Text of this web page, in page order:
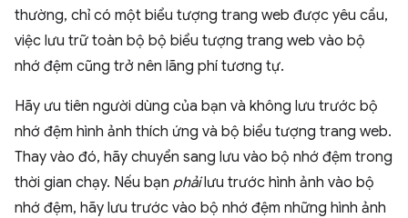
thường, chỉ có một biểu tượng trang web được yêu cầu,
việc lưu trữ toàn bộ bộ biểu tượng trang web vào bộ
nhớ đệm cũng trở nên lãng phí tương tự.
Hãy ưu tiên người dùng của bạn và không lưu trước bộ
nhớ đệm hình ảnh thích ứng và bộ biểu tượng trang web.
Thay vào đó, hãy chuyển sang lưu vào bộ nhớ đệm trong
thời gian chạy. Nếu bạn phảilưu trước hình ảnh vào bộ
nhớ đệm, hãy lưu trước vào bộ nhớ đệm những hình ảnh